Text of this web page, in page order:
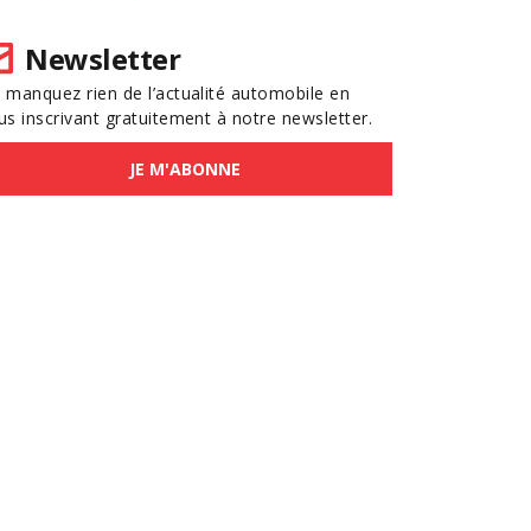
Newsletter
manquez rien de l’actualité automobile en
inscrivant gratuitement à notre newsletter.
JE M'ABONNE